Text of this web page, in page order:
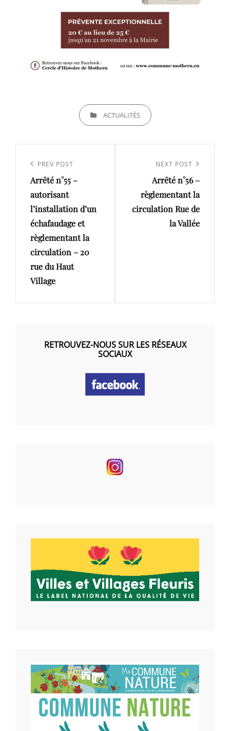
CATEGORIESACTUALITÉS
l’article
Previous
Post
PREV POST
Arrêté n°55 –
autorisant
l’installation d’un
échafaudage et
règlementant la
circulation – 20
rue du Haut
Village
NEXT POST
Arrêté n°56 –
règlementant la
circulation Rue de
la Vallée
RETROUVEZ-NOUS SUR LES RÉSEAUX
SOCIAUX